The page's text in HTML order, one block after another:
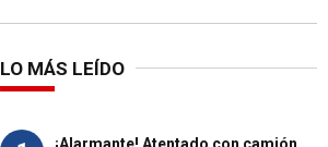
LO MÁS LEÍDO